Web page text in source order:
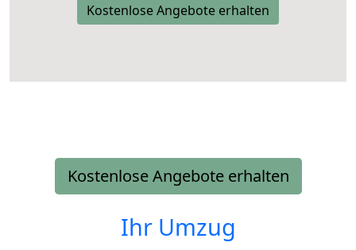
Kostenlose Angebote erhalten
Kostenlose Angebote erhalten
Ihr Umzug